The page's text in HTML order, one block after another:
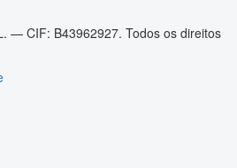
— CIF: B43962927. Todos os direitos